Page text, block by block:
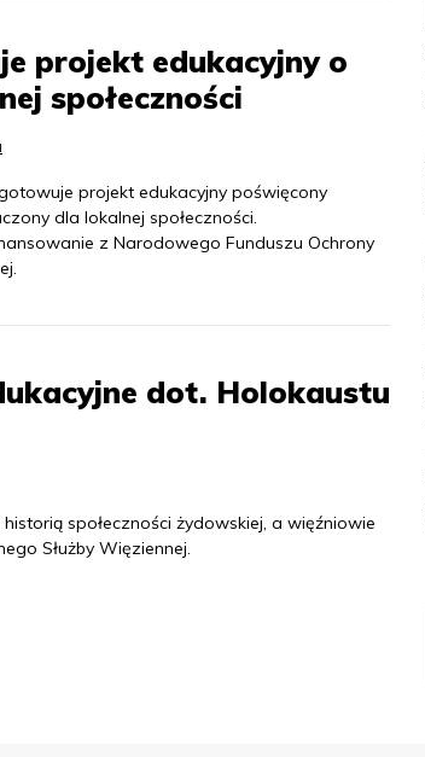
projekt edukacyjny o
społeczności
projekt edukacyjny poświęcony
dla lokalnej społeczności.
z Narodowego Funduszu Ochrony
dot. Holokaustu
społeczności żydowskiej, a więźniowie
Służby Więziennej.